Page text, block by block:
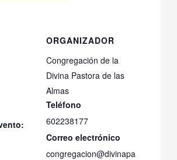
ORGANIZADOR
Congregación de la
Divina Pastora de las
Almas
Teléfono
602238177
Correo electrónico
congregacion@divinapa